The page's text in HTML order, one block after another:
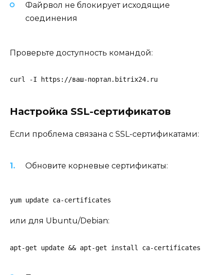
Файрвол не блокирует исходящие
соединения
Проверьте доступность командой:
curl -I https://ваш-портал.bitrix24.ru
Настройка SSL-сертификатов
Если проблема связана с SSL-сертификатами:
Обновите корневые сертификаты:
yum update ca-certificates
или для Ubuntu/Debian:
apt-get update && apt-get install ca-certificates